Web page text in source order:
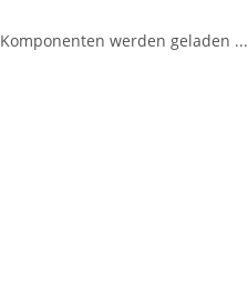
Komponenten werden geladen ...